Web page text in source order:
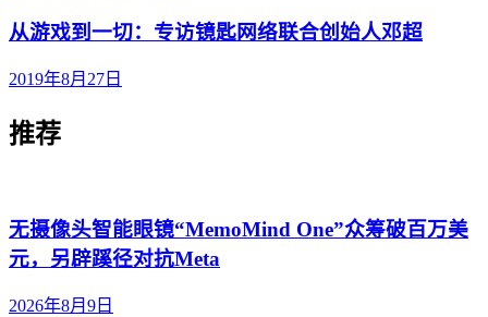
从游戏到一切：专访镜匙网络联合创始人邓超
2019年8月27日
推荐
无摄像头智能眼镜“MemoMind One”众筹破百万美
元，另辟蹊径对抗Meta
2026年8月9日